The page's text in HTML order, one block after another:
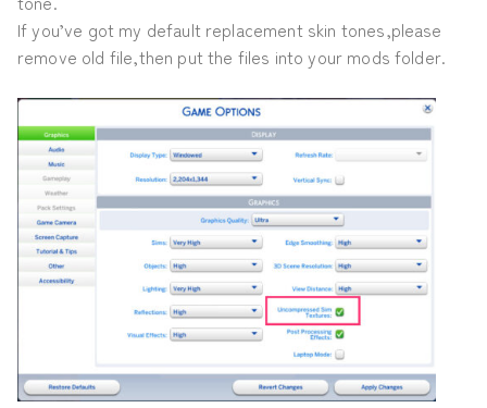
If you’ve got my default replacement skin tones,please
remove old file,then put the files into your mods folder.